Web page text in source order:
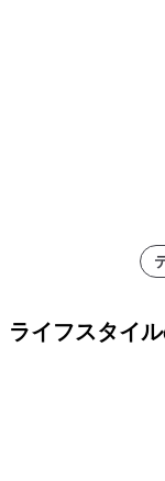
ライフスタイ